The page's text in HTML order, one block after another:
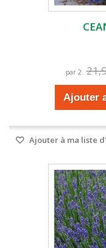
par 2
Ajouter
Ajouter à ma liste